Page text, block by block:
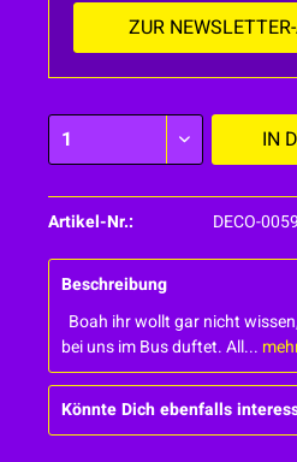
ZUR
IN
Artikel-Nr.: DECO-0059
Beschreibung
Boah ihr wollt gar nicht
bei uns im Bus duftet. All...
Könnte Dich ebenfalls